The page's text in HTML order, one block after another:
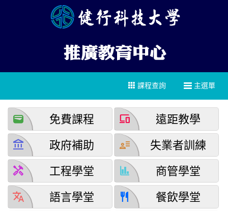
主選單
課程查詢
wallet 免費課程 devices 遠距教學
account_balance 政府補助 user_attributes 失業者訓練
handyman 工程學堂 finance 商管學堂
translate 語言學堂 restaurant 餐飲學堂